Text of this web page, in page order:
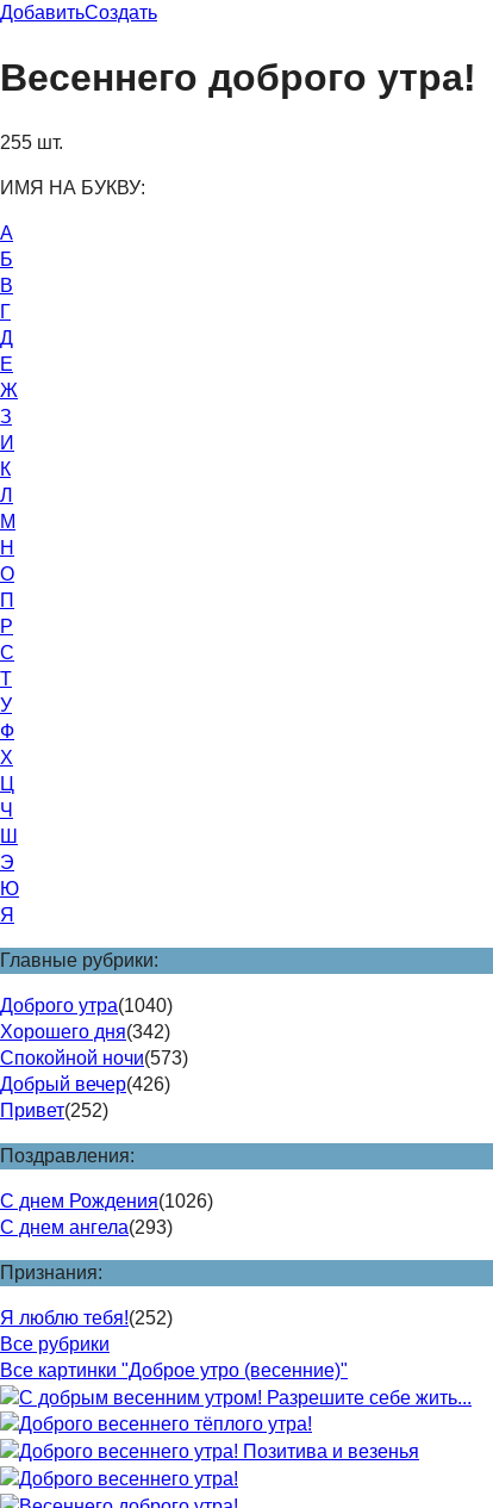
ДобавитьСоздать
Весеннего доброго утра!
255 шт.
ИМЯ НА БУКВУ:
А
Б
В
Г
Д
Е
Ж
З
И
К
Л
М
Н
О
П
Р
С
Т
У
Ф
Х
Ц
Ч
Ш
Э
Ю
Я
Главные рубрики:
Доброго утра(1040)
Хорошего дня(342)
Спокойной ночи(573)
Добрый вечер(426)
Привет(252)
Поздравления:
С днем Рождения(1026)
С днем ангела(293)
Признания:
Я люблю тебя!(252)
Все рубрики
Все картинки "Доброе утро (весенние)"